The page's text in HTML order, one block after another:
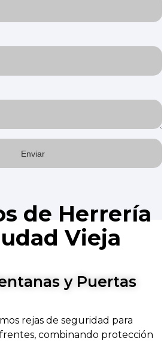
de Herrería
Vieja
y Puertas
rejas de seguridad para
combinando protección